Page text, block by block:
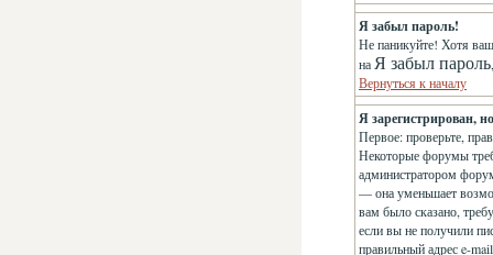
Я забыл пароль!
Не паникуйте! Хотя
на Я забыл пароль
Вернуться к началу
Я зарегистрирован,
Первое: проверьте,
Некоторые форумы
администратором
— она уменьшает
вам было сказано,
если вы не получили
правильный адрес e-